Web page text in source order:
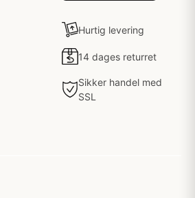
Hurtig levering
14 dages returret
Sikker handel med
SSL